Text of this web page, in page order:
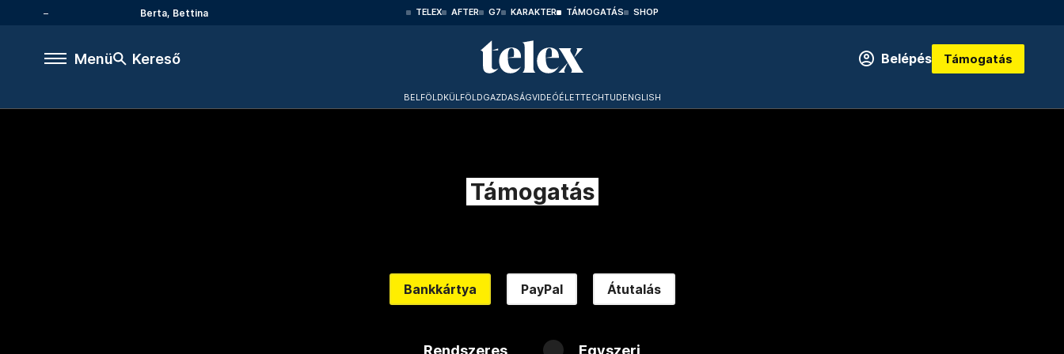
Berta, Bettina TELEX AFTER G7 KARAKTER TÁMOGATÁS SHOP
Menü Kereső Belépés Támogatás
BELFÖLDKÜLFÖLDGAZDASÁGVIDEÓÉLETTECHTUDENGLISH
Támogatás
Bankkártya PayPal Átutalás
Rendszeres Egyszeri